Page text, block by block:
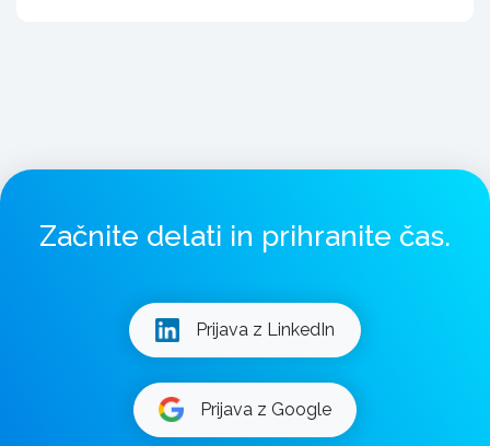
Začnite delati in prihranite čas.
Prijava z LinkedIn
Prijava z Google